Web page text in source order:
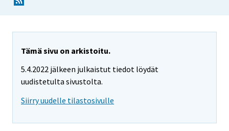
Tämä sivu on arkistoitu.
5.4.2022 jälkeen julkaistut tiedot löydät
uudistetulta sivustolta.
Siirry uudelle tilastosivulle